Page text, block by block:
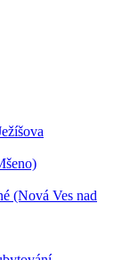
(Nová Ves nad